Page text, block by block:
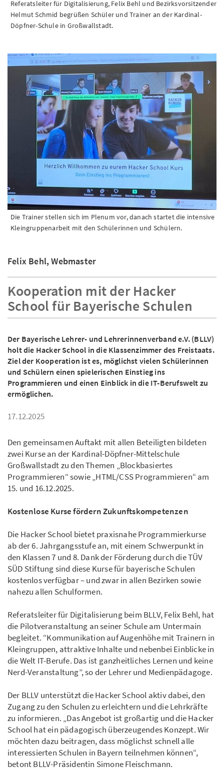
Referatsleiter für Digitalisierung, Felix Behl und Bezirksvorsitzender
Helmut Schmid begrüßen Schüler und Trainer an der Kardinal-
Döpfner-Schule in Großwallstadt.
Die Trainer stellen sich im Plenum vor, danach startet die intensive
Kleingruppenarbeit mit den Schülerinnen und Schülern.
Felix Behl, Webmaster
Kooperation mit der Hacker
School für Bayerische Schulen
Der Bayerische Lehrer- und Lehrerinnenverband e.V. (BLLV)
holt die Hacker School in die Klassenzimmer des Freistaats.
Ziel der Kooperation ist es, möglichst vielen Schülerinnen
und Schülern einen spielerischen Einstieg ins
Programmieren und einen Einblick in die IT-Berufswelt zu
ermöglichen.
17.12.2025
Den gemeinsamen Auftakt mit allen Beteiligten bildeten
zwei Kurse an der Kardinal-Döpfner-Mittelschule
Großwallstadt zu den Themen „Blockbasiertes
Programmieren“ sowie „HTML/CSS Programmieren“ am
15. und 16.12.2025.
Kostenlose Kurse fördern Zukunftskompetenzen
Die Hacker School bietet praxisnahe Programmierkurse
ab der 6. Jahrgangsstufe an, mit einem Schwerpunkt in
den Klassen 7 und 8. Dank der Förderung durch die TÜV
SÜD Stiftung sind diese Kurse für bayerische Schulen
kostenlos verfügbar – und zwar in allen Bezirken sowie
nahezu allen Schulformen.
Referatsleiter für Digitalisierung beim BLLV, Felix Behl, hat
die Pilotveranstaltung an seiner Schule am Untermain
begleitet. “Kommunikation auf Augenhöhe mit Trainern in
Kleingruppen, attraktive Inhalte und nebenbei Einblicke in
die Welt IT-Berufe. Das ist ganzheitliches Lernen und keine
Nerd-Veranstaltung”, so der Lehrer und Medienpädagoge.
Der BLLV unterstützt die Hacker School aktiv dabei, den
Zugang zu den Schulen zu erleichtern und die Lehrkräfte
zu informieren. „Das Angebot ist großartig und die Hacker
School hat ein pädagogisch überzeugendes Konzept. Wir
möchten dazu beitragen, dass möglichst schnell alle
interessierten Schulen in Bayern teilnehmen können“,
betont BLLV-Präsidentin Simone Fleischmann.